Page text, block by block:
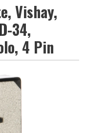
Vishay,
34,
4 Pin